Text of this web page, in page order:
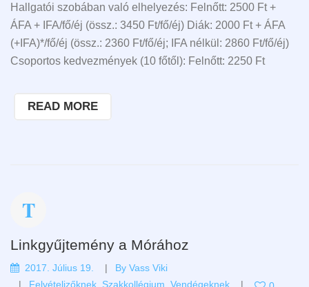
Hallgatói szobában való elhelyezés: Felnőtt: 2500 Ft +
ÁFA + IFA/fő/éj (össz.: 3450 Ft/fő/éj) Diák: 2000 Ft + ÁFA
(+IFA)*/fő/éj (össz.: 2360 Ft/fő/éj; IFA nélkül: 2860 Ft/fő/éj)
Csoportos kedvezmények (10 főtől): Felnőtt: 2250 Ft
READ MORE
Linkgyűjtemény a Mórához
2017. Július 19. By Vass Viki
Felvételizőknek Szakkollégium Vendégeknek